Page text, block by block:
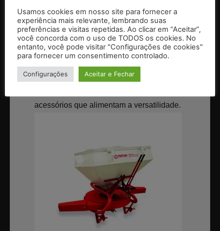
Desenvolvidas para aliar qualidade e baixo
custo na adubação, calceração e
semeação, as adubadeiras Triton
Fertilance são equipamentos monodiscos,
montadas no levante hidráulico do trator,
acessórios que alimentam a versatilidade.
Usamos cookies em nosso site para fornecer a
experiência mais relevante, lembrando suas
preferências e visitas repetidas. Ao clicar em “Aceitar”,
você concorda com o uso de TODOS os cookies. No
entanto, você pode visitar "Configurações de cookies"
para fornecer um consentimento controlado.
Configurações Aceitar e Fechar